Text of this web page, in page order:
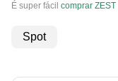
É super fácil comprar ZEST
Spot